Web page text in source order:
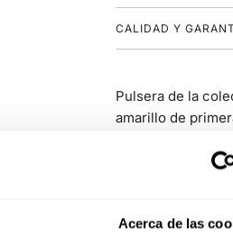
Acerca de las
CALIDAD Y
Pulsera de la
amarillo de
colores: azul,
diferentes tallas:
disposición de
unos reflejos
pulsera tiene 20